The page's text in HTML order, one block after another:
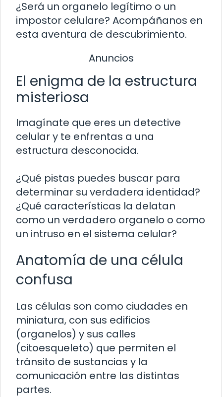
¿Será un organelo legítimo o un
impostor celulare? Acompáñanos en
esta aventura de descubrimiento.
Anuncios
El enigma de la estructura
misteriosa
Imagínate que eres un detective
celular y te enfrentas a una
estructura desconocida.
¿Qué pistas puedes buscar para
determinar su verdadera identidad?
¿Qué características la delatan
como un verdadero organelo o como
un intruso en el sistema celular?
Anatomía de una célula
confusa
Las células son como ciudades en
miniatura, con sus edificios
(organelos) y sus calles
(citoesqueleto) que permiten el
tránsito de sustancias y la
comunicación entre las distintas
partes.